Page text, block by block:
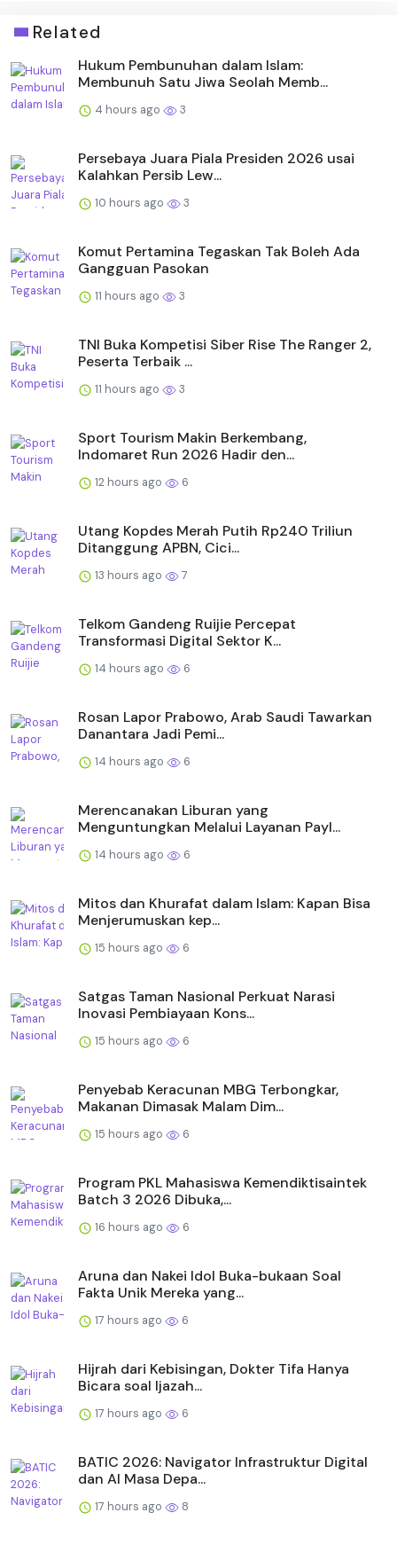
Related
Hukum Pembunuhan dalam Islam:
Membunuh Satu Jiwa Seolah Memb...
4 hours ago 3
Persebaya Juara Piala Presiden 2026 usai
Kalahkan Persib Lew...
10 hours ago 3
Komut Pertamina Tegaskan Tak Boleh Ada
Gangguan Pasokan
11 hours ago 3
TNI Buka Kompetisi Siber Rise The Ranger 2,
Peserta Terbaik ...
11 hours ago 3
Sport Tourism Makin Berkembang,
Indomaret Run 2026 Hadir den...
12 hours ago 6
Utang Kopdes Merah Putih Rp240 Triliun
Ditanggung APBN, Cici...
13 hours ago 7
Telkom Gandeng Ruijie Percepat
Transformasi Digital Sektor K...
14 hours ago 6
Rosan Lapor Prabowo, Arab Saudi Tawarkan
Danantara Jadi Pemi...
14 hours ago 6
Merencanakan Liburan yang
Menguntungkan Melalui Layanan Payl...
14 hours ago 6
Mitos dan Khurafat dalam Islam: Kapan Bisa
Menjerumuskan kep...
15 hours ago 6
Satgas Taman Nasional Perkuat Narasi
Inovasi Pembiayaan Kons...
15 hours ago 6
Penyebab Keracunan MBG Terbongkar,
Makanan Dimasak Malam Dim...
15 hours ago 6
Program PKL Mahasiswa Kemendiktisaintek
Batch 3 2026 Dibuka,...
16 hours ago 6
Aruna dan Nakei Idol Buka-bukaan Soal
Fakta Unik Mereka yang...
17 hours ago 6
Hijrah dari Kebisingan, Dokter Tifa Hanya
Bicara soal Ijazah...
17 hours ago 6
BATIC 2026: Navigator Infrastruktur Digital
dan AI Masa Depa...
17 hours ago 8